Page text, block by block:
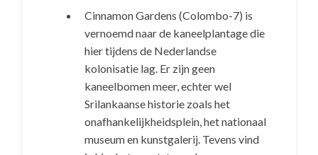
Cinnamon Gardens (Colombo-7) is
vernoemd naar de kaneelplantage die
hier tijdens de Nederlandse
kolonisatie lag. Er zijn geen
kaneelbomen meer, echter wel
Srilankaanse historie zoals het
onafhankelijkheidsplein, het nationaal
museum en kunstgalerij. Tevens vind